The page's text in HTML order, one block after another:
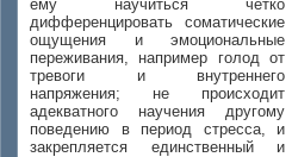
ему научиться четко
дифференцировать соматические
ощущения и эмоциональные
переживания, например голод от
тревоги и внутреннего
напряжения; не происходит
адекватного научения другому
поведению в период стресса, и
закрепляется единственный и